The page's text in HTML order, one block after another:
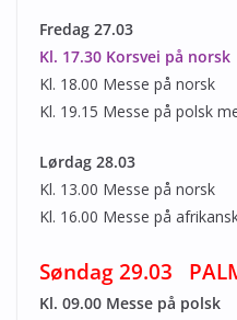
Fredag 27.03
Kl. 17.30 Korsvei på norsk
Kl. 18.00 Messe på norsk
Kl. 19.15 Messe på polsk
Lørdag 28.03
Kl. 13.00 Messe på norsk
Kl. 16.00 Messe på
Søndag 29.03
Kl. 09.00 Messe på polsk